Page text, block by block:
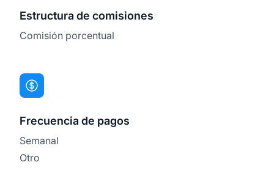
Estructura de comisiones
Comisión porcentual
Frecuencia de pagos
Semanal
Otro